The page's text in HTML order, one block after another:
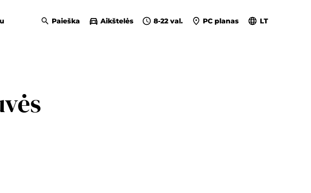
Paieška Aikštelės 8-22 val. PC planas LT